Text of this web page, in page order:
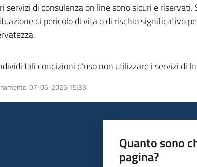
servizi di consulenza on line sono sicuri e
di pericolo di vita o di rischio significativo
tali condizioni d’uso non utilizzare i servizi di
:07-05-2025 15:33
Quanto sono
pagina?